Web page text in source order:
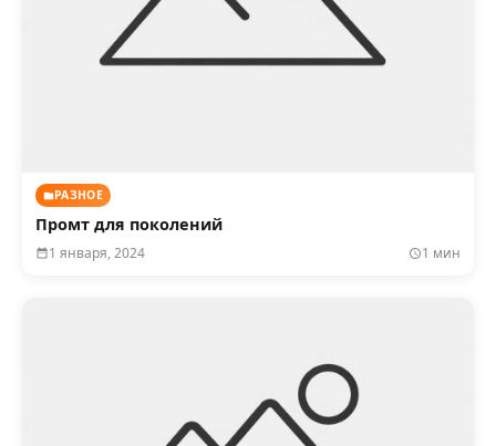
РАЗНОЕ
Промт для поколений
1 января, 2024 1 мин